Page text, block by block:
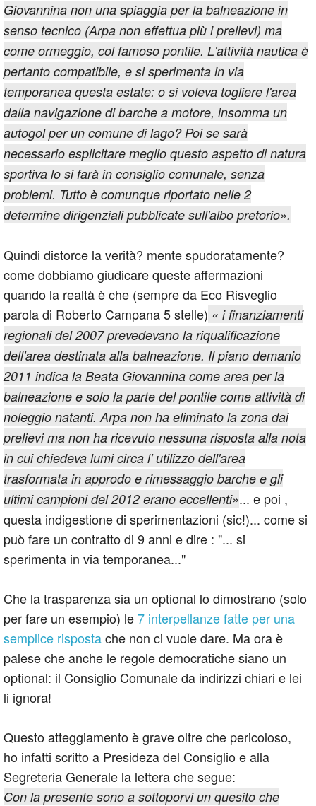
Giovannina non una spiaggia per la balneazione in
senso tecnico (Arpa non effettua più i prelievi) ma
come ormeggio, col famoso pontile. L'attività nautica è
pertanto compatibile, e si sperimenta in via
temporanea questa estate: o si voleva togliere l'area
dalla navigazione di barche a motore, insomma un
autogol per un comune di lago? Poi se sarà
necessario esplicitare meglio questo aspetto di natura
sportiva lo si farà in consiglio comunale, senza
problemi. Tutto è comunque riportato nelle 2
determine dirigenziali pubblicate sull'albo pretorio».
Quindi distorce la verità? mente spudoratamente?
come dobbiamo giudicare queste affermazioni
quando la realtà è che (sempre da Eco Risveglio
parola di Roberto Campana 5 stelle) « i finanziamenti
regionali del 2007 prevedevano la riqualificazione
dell'area destinata alla balneazione. Il piano demanio
2011 indica la Beata Giovannina come area per la
balneazione e solo la parte del pontile come attività di
noleggio natanti. Arpa non ha eliminato la zona dai
prelievi ma non ha ricevuto nessuna risposta alla nota
in cui chiedeva lumi circa l' utilizzo dell'area
trasformata in approdo e rimessaggio barche e gli
ultimi campioni del 2012 erano eccellenti»... e poi ,
questa indigestione di sperimentazioni (sic!)... come si
può fare un contratto di 9 anni e dire : "... si
sperimenta in via temporanea..."
Che la trasparenza sia un optional lo dimostrano (solo
per fare un esempio) le7 interpellanze fatte per una
semplice rispostache non ci vuole dare. Ma ora è
palese che anche le regole democratiche siano un
optional: il Consiglio Comunale da indirizzi chiari e lei
li ignora!
Questo atteggiamento è grave oltre che pericoloso,
ho infatti scritto a Presideza del Consiglio e alla
Segreteria Generale la lettera che segue:
Con la presente sono a sottoporvi un quesito che